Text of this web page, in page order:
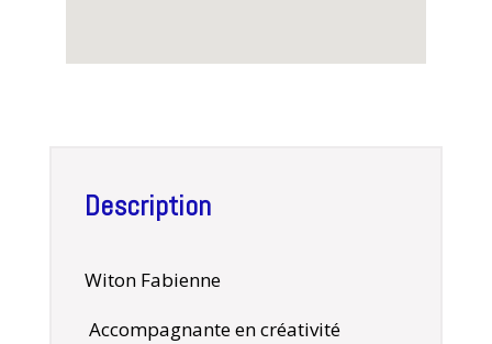
Description
Witon Fabienne
Accompagnante en créativité